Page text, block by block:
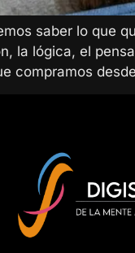
saber lo que
la lógica, el
compramos